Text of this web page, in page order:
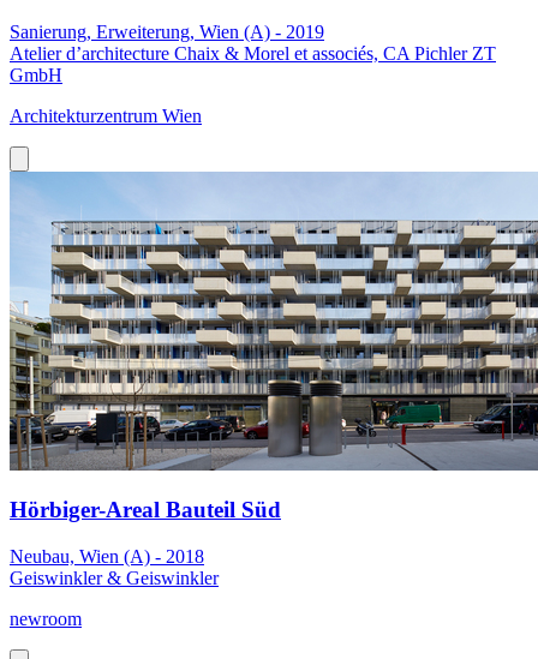
Sanierung, Erweiterung, Wien (A) - 2019
Atelier d’architecture Chaix & Morel et associés, CA Pichler ZT
GmbH
Architekturzentrum Wien
Hörbiger-Areal Bauteil Süd
Neubau, Wien (A) - 2018
Geiswinkler & Geiswinkler
newroom